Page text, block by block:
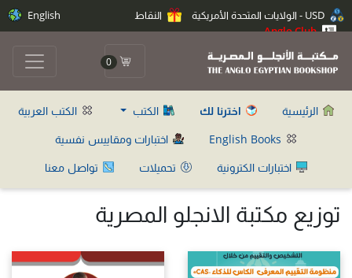
النقاط
Anglo Club
English
0
الرئيسية اخترنا لك الكتب
الكتب العربية
اختبارات ومقاييس نفسية
اختبارات الكترونية
تحميلات تواصل معنا
توزيع مكتبة الانجلو المصرية